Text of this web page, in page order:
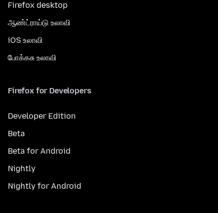
Firefox desktop
ஆண்ட்ராய்டு உலாவி
iOS உலாவி
போக்கசு உலாவி
Firefox for Developers
Developer Edition
Beta
Beta for Android
Nightly
Nightly for Android